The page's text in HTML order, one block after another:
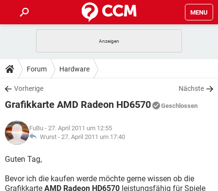
MENU
ANDROID
WINDOWS 10
WHATSAPP TIKTOK
FACEBOOK
TIPPS & TRICKS
SPIELE
WHATSAPP
FACEBOOK
DOWNLOADS
SPIELE STREAMING
ANDROID
WINDOWS 10 INSTAGRAM
WHATSAPP
SPIELE
ANDROID
WINDOWS 10
WHATSAPP TIKTOK
LEXIKON
SPIELE
WINDOWS 10 INSTAGRAM
Forum Hardware
Vorherige Nächste
Grafikkarte AMD Radeon HD6570 Geschlossen
FuBu - 27. April 2011 um 12:55
Wurst - 27. April 2011 um 17:40
Guten Tag,
Bevor ich die kaufen werde möchte gerne wissen ob die
Grafikkarte AMD Radeon HD6570 leistungsfähig für Spiele